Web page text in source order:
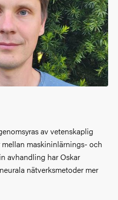
av vetenskaplig
maskininlärnings- och
avhandling har Oskar
nätverksmetoder mer